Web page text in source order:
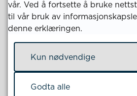
mobilnettet er nede.
gratislotteri, les mer om
vår. Ved å fortsette å bruke
til vår bruk av
denne erklæringen.
Kun nødvendige
Godta alle